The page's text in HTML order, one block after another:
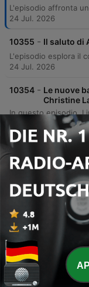
24 Jul. 2026
10355 - Il saluto di
24 Jul. 2026
10354 - Le nuove
Christine
10353 - Ultima
24 Jul. 2026
10352 - Il boom
23 Jul. 2026